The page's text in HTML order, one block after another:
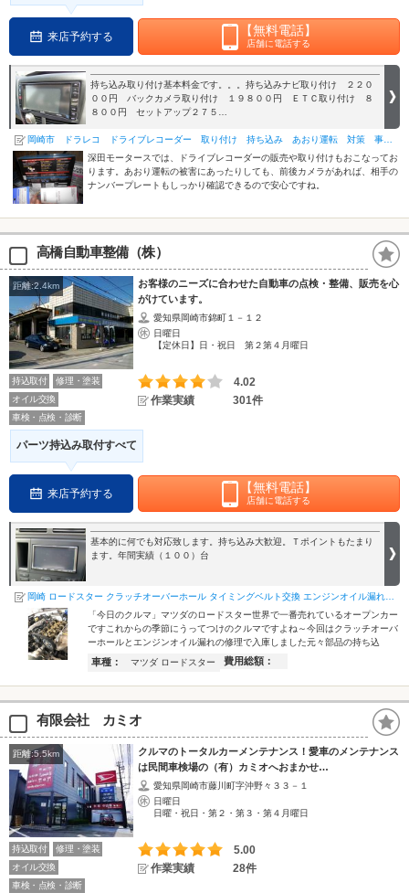
来店予約する 【無料電話】
店舗に電話する
持ち込み取り付け基本料金です。。。持ち込みナビ取り付け ２２０
００円 バックカメラ取り付け １９８００円 ＥＴＣ取り付け ８
８００円 セットアップ２７５…
深田モータースでは、ドライブレコーダーの販売や取り付けもおこなってお
ります。あおり運転の被害にあったりしても、前後カメラがあれば、相手の
ナンバープレートもしっかり確認できるので安心ですね。
高橋自動車整備（株）
距離:2.4km
お客様のニーズに合わせた自動車の点検・整備、販売を心
がけています。
愛知県岡崎市錦町１－１２
日曜日
【定休日】日・祝日 第２第４月曜日
持込取付
修理・塗装
オイル交換
車検・点検・診断
4.02
作業実績
301件
パーツ持込み取付すべて
来店予約する 【無料電話】
店舗に電話する
基本的に何でも対応致します。持ち込み大歓迎。Ｔポイントもたまり
ます。年間実績（１００）台
「今日のクルマ」マツダのロードスター世界で一番売れているオープンカー
ですこれからの季節にうってつけのクルマですよね～今回はクラッチオーバ
ーホールとエンジンオイル漏れの修理で入庫しました元々部品の持ち込
車種： マツダ ロードスター 費用総額：
有限会社 カミオ
距離:5.5km
クルマのトータルカーメンテナンス！愛車のメンテナンス
は民間車検場の（有）カミオへおまかせ…
愛知県岡崎市藤川町字沖野々３３－１
日曜日
日曜・祝日・第２・第３・第４月曜日
持込取付
修理・塗装
オイル交換
車検・点検・診断
5.00
作業実績
28件